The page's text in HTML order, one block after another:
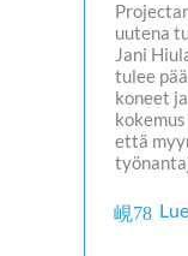
uutena
Jani
tulee
koneet
että